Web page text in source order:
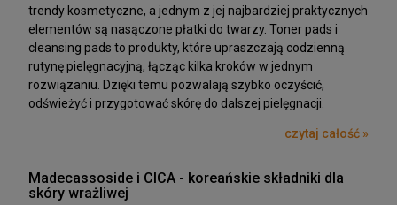
trendy kosmetyczne, a jednym z jej najbardziej praktycznych
elementów są nasączone płatki do twarzy. Toner pads i
cleansing pads to produkty, które upraszczają codzienną
rutynę pielęgnacyjną, łącząc kilka kroków w jednym
rozwiązaniu. Dzięki temu pozwalają szybko oczyścić,
odświeżyć i przygotować skórę do dalszej pielęgnacji.
czytaj całość »
Madecassoside i CICA - koreańskie składniki dla
skóry wrażliwej